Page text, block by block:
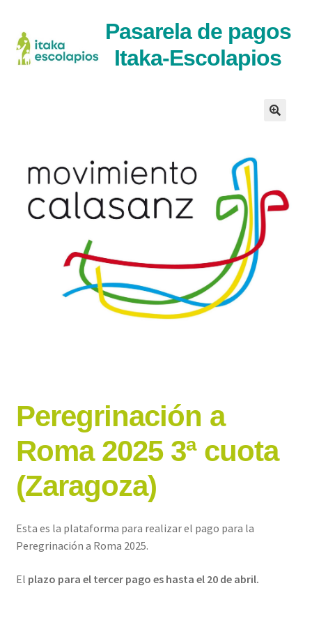
a
la
al
contenido
Pasarela de pagos
Itaka-Escolapios
Peregrinación a
Roma 2025 3ª cuota
(Zaragoza)
Esta es la plataforma para realizar el pago para la
Peregrinación a Roma 2025.
El plazo para el tercer pago es hasta el 20 de abril.